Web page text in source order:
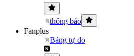
thông báo
Fanplus
Bảng tự do